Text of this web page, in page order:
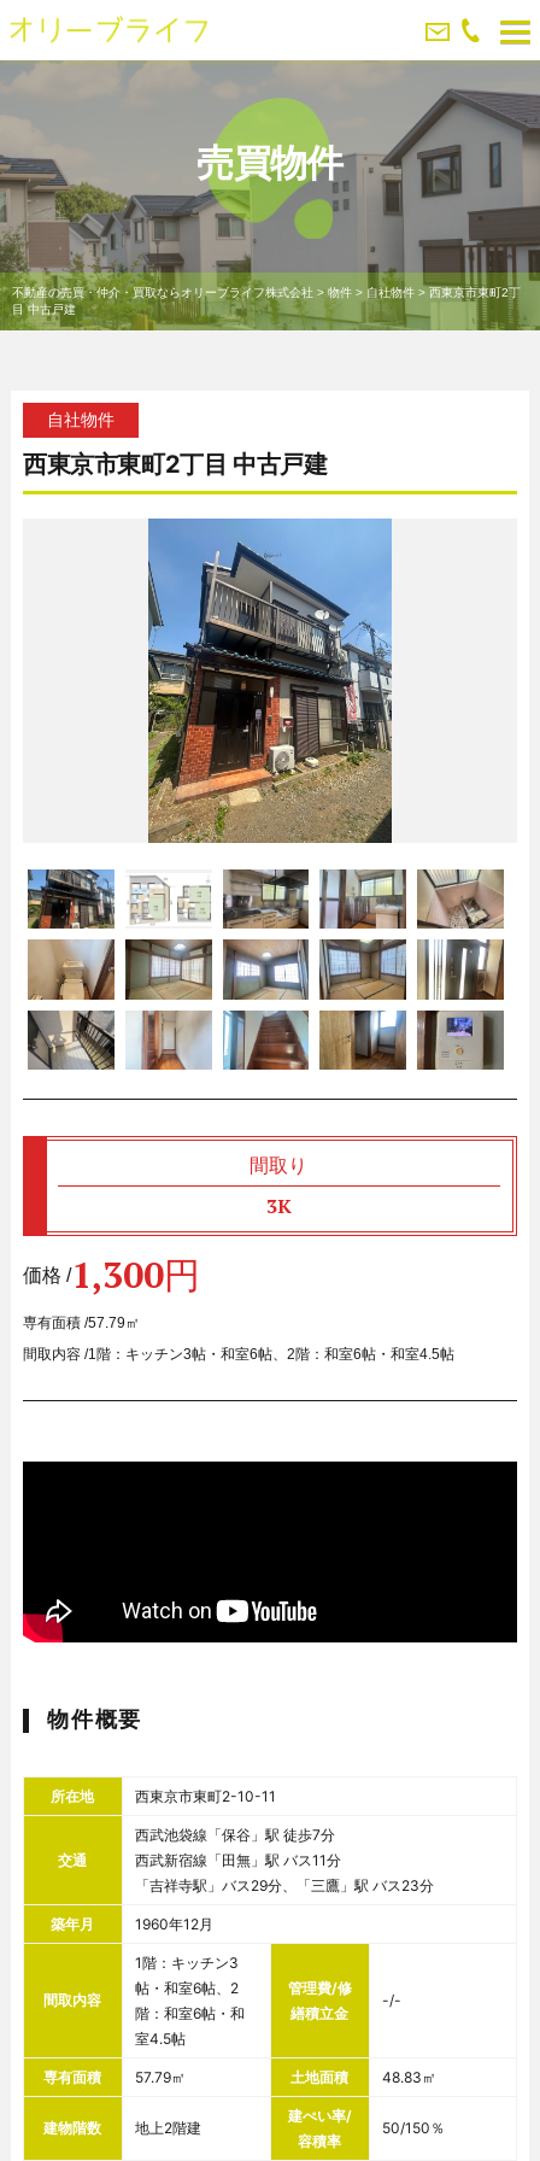
売買物件
不動産の売買・仲介・買取ならオリーブライフ株式会社 >物件 > 自社物件 > 西東京市東町2丁
目 中古戸建
自社物件
西東京市東町2丁目 中古戸建
間取り
3K
価格 /1,300円
専有面積 /57.79㎡
間取内容 /1階：キッチン3帖・和室6帖、2階：和室6帖・和室4.5帖
物件概要
所在地 西東京市東町2-10-11
交通
西武池袋線「保谷」駅 徒歩7分
西武新宿線「田無」駅 バス11分
「吉祥寺駅」バス29分、「三鷹」駅 バス23分
築年月 1960年12月
間取内容
1階：キッチン3
帖・和室6帖、2
階：和室6帖・和
室4.5帖
管理費/修
繕積立金
-/-
専有面積 57.79㎡ 土地面積 48.83㎡
建物階数 地上2階建
建ぺい率/
容積率
50/150％